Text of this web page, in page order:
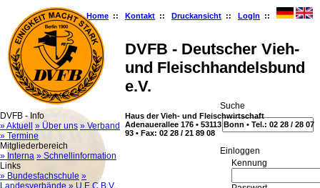
Home :: Kontakt :: Druckansicht :: LogIn ::
DVFB - Deutscher Vieh-
und Fleischhandelsbund
e.V.
Haus der Vieh- und Fleischwirtschaft
Adenauerallee 176 • 53113 Bonn • Tel.: 02 28 / 28 07
93 • Fax: 02 28 / 21 89 08
DVFB - Info
» Aktuell
» Über uns » Verband
» Termine
Mitgliederbereich
» Interna » Schnellinformation
Links
» Bundesfachschule »
Landesverbände » U.E.C.B.V.
Suche
Ein­log­gen
Kennung